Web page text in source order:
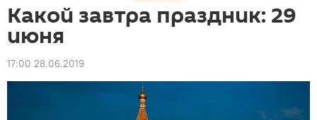
Какой завтра праздник: 29
июня
17:00 28.06.2019